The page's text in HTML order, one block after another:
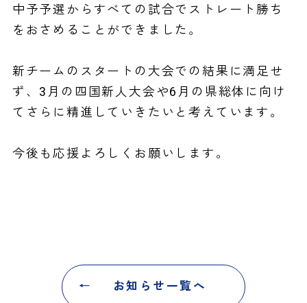
中予予選からすべての試合でストレート勝ち
をおさめることができました。
新チームのスタートの大会での結果に満足せ
ず、3月の四国新人大会や6月の県総体に向け
てさらに精進していきたいと考えています。
今後も応援よろしくお願いします。
お知らせ一覧へ